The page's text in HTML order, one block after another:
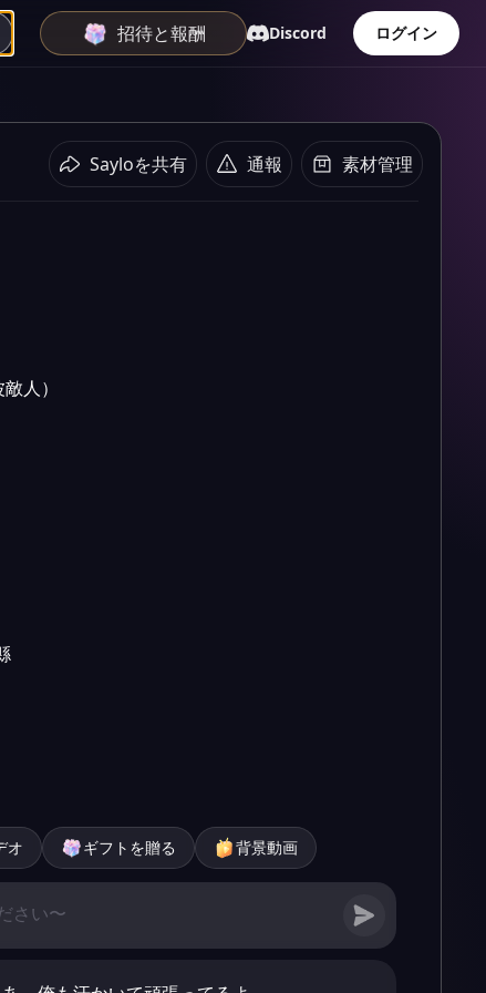
招待と報酬 Discord ログイン
Sayloを共有 通報 素材管理
人）
オ ギフトを贈る 背景動画